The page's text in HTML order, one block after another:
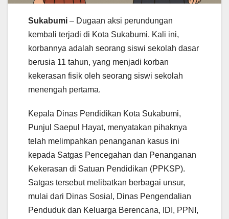
Sukabumi – Dugaan aksi perundungan
kembali terjadi di Kota Sukabumi. Kali ini,
korbannya adalah seorang siswi sekolah dasar
berusia 11 tahun, yang menjadi korban
kekerasan fisik oleh seorang siswi sekolah
menengah pertama.
Kepala Dinas Pendidikan Kota Sukabumi,
Punjul Saepul Hayat, menyatakan pihaknya
telah melimpahkan penanganan kasus ini
kepada Satgas Pencegahan dan Penanganan
Kekerasan di Satuan Pendidikan (PPKSP).
Satgas tersebut melibatkan berbagai unsur,
mulai dari Dinas Sosial, Dinas Pengendalian
Penduduk dan Keluarga Berencana, IDI, PPNI,